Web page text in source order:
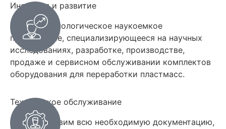
Иновация и развитие
Научно-технологическое наукоемкое
предприятие, специализирующееся на научных
исследованиях, разработке, производстве,
продаже и сервисном обслуживании комплектов
оборудования для переработки пластмасс.
Техническое обслуживание
Мы представим всю необходимую документацию,